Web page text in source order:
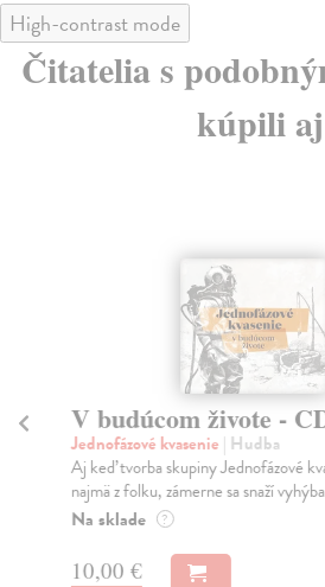
High-contrast mode
Čitatelia s
kúpili
V budúcom živote -
Jednofázové kvasenie | Hudba
Aj keď tvorba skupiny Jednofázové
najmä z folku, zámerne sa snaží
Na sklade ?
10,00 €